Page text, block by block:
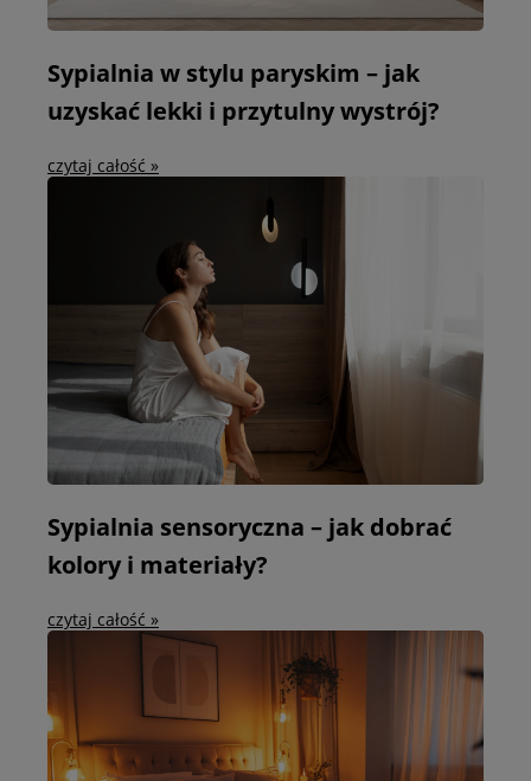
Sypialnia w stylu paryskim – jak
uzyskać lekki i przytulny wystrój?
czytaj całość »
Sypialnia sensoryczna – jak dobrać
kolory i materiały?
czytaj całość »